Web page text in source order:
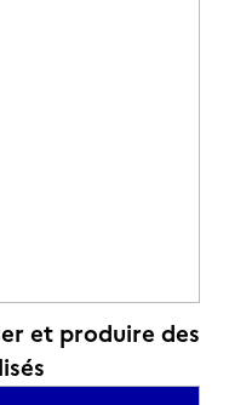
et produire des